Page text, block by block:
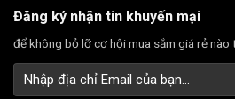
Đăng ký nhận tin khuyến mại
để không bỏ lỡ cơ hội mua sắm giá rẻ nào